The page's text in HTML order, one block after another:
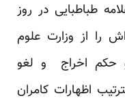
طباطبایی در روز
1390 عیدی اش را از وزارت علوم
حکم اخراج و لغو
اظهارات کامران